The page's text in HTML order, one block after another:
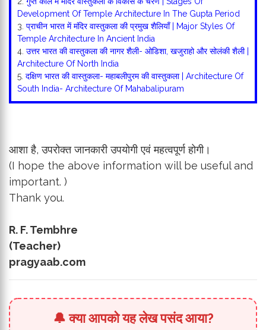
Development Of Temple Architecture In The Gupta Period
3. प्राचीन भारत में मंदिर वास्तुकला की प्रमुख शैलियाँ | Major Styles Of
Temple Architecture In Ancient India
4. उत्तर भारत की वास्तुकला की नागर शैली- ओडिशा, खजुराहो और सोलंकी शैली |
Architecture Of North India
5. दक्षिण भारत की वास्तुकला- महाबलीपुरम की वास्तुकला | Architecture Of
South India- Architecture Of Mahabalipuram
आशा है, उपरोक्त जानकारी उपयोगी एवं महत्वपूर्ण होगी।
(I hope the above information will be useful and
important. )
Thank you.
R. F. Tembhre
(Teacher)
pragyaab.com
🔔 क्या आपको यह लेख पसंद आया?